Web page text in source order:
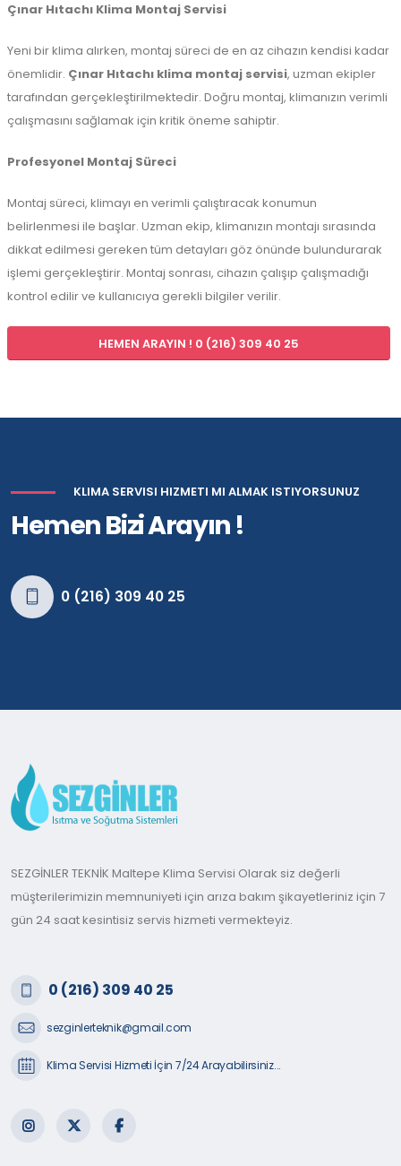
Çınar Hıtachı Klima Montaj Servisi
Yeni bir klima alırken, montaj süreci de en az cihazın kendisi kadar
önemlidir. Çınar Hıtachı klima montaj servisi, uzman ekipler
tarafından gerçekleştirilmektedir. Doğru montaj, klimanızın verimli
çalışmasını sağlamak için kritik öneme sahiptir.
Profesyonel Montaj Süreci
Montaj süreci, klimayı en verimli çalıştıracak konumun
belirlenmesi ile başlar. Uzman ekip, klimanızın montajı sırasında
dikkat edilmesi gereken tüm detayları göz önünde bulundurarak
işlemi gerçekleştirir. Montaj sonrası, cihazın çalışıp çalışmadığı
kontrol edilir ve kullanıcıya gerekli bilgiler verilir.
HEMEN ARAYIN ! 0 (216) 309 40 25
KLIMA SERVISI HIZMETI MI ALMAK ISTIYORSUNUZ
Hemen Bizi Arayın !
0 (216) 309 40 25
SEZGİNLER TEKNİK Maltepe Klima Servisi Olarak siz değerli
müşterilerimizin memnuniyeti için arıza bakım şikayetleriniz için 7
gün 24 saat kesintisiz servis hizmeti vermekteyiz.
0 (216) 309 40 25
sezginlerteknik@gmail.com
Klima Servisi Hizmeti İçin 7/24 Arayabilirsiniz...